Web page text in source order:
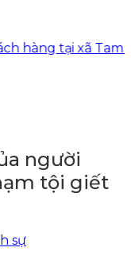
xã Tam Dương
người
tội giết
sự